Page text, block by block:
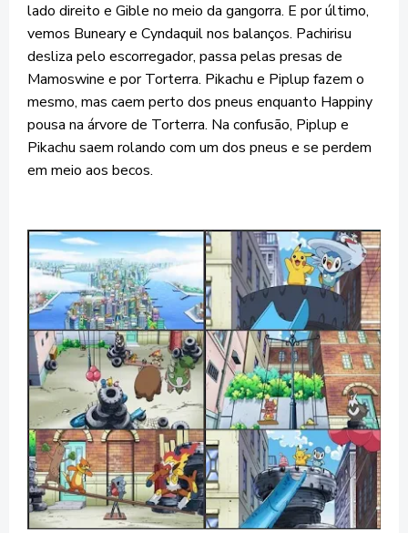
lado direito e Gible no meio da gangorra. E por último,
vemos Buneary e Cyndaquil nos balanços. Pachirisu
desliza pelo escorregador, passa pelas presas de
Mamoswine e por Torterra. Pikachu e Piplup fazem o
mesmo, mas caem perto dos pneus enquanto Happiny
pousa na árvore de Torterra. Na confusão, Piplup e
Pikachu saem rolando com um dos pneus e se perdem
em meio aos becos.